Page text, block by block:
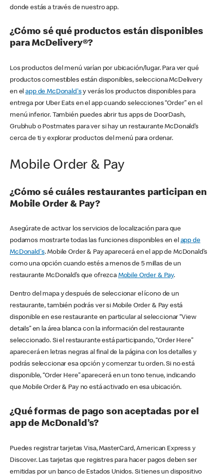
donde estás a través de nuestro app.
¿Cómo sé qué productos están disponibles
para McDelivery®?
Los productos del menú varían por ubicación/lugar. Para ver qué
productos comestibles están disponibles, selecciona McDelivery
en elapp de McDonald'sy verás los productos disponibles para
entrega por Uber Eats en el app cuando selecciones “Order” en el
menú inferior. También puedes abrir tus apps de DoorDash,
Grubhub o Postmates para ver si hay un restaurante McDonald’s
cerca de ti y explorar productos del menú para ordenar.
Mobile Order & Pay
¿Cómo sé cuáles restaurantes participan en
Mobile Order & Pay?
Asegúrate de activar los servicios de localización para que
podamos mostrarte todas las funciones disponibles en el app de
McDonald's. Mobile Order & Pay aparecerá en el app de McDonald’s
como una opción cuando estés a menos de 5 millas de un
restaurante McDonald’s que ofrezca Mobile Order & Pay.
Dentro del mapa y después de seleccionar el ícono de un
restaurante, también podrás ver si Mobile Order & Pay está
disponible en ese restaurante en particular al seleccionar “View
details” en la área blanca con la información del restaurante
seleccionado. Si el restaurante está participando, “Order Here”
aparecerá en letras negras al final de la página con los detalles y
podrás seleccionar esa opción y comenzar tu orden. Si no está
disponible, “Order Here” aparecerá en un tono tenue, indicando
que Mobile Order & Pay no está activado en esa ubicación.
¿Qué formas de pago son aceptadas por el
app de McDonald’s?
Puedes registrar tarjetas Visa, MasterCard, American Express y
Discover. Las tarjetas que registres para hacer pagos deben ser
emitidas por un banco de Estados Unidos. Si tienes un dispositivo